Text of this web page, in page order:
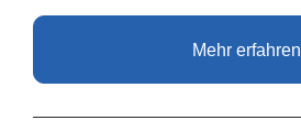
Mehr erfahren